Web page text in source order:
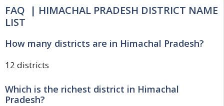
FAQ | HIMACHAL PRADESH DISTRICT NAME
LIST
How many districts are in Himachal Pradesh?
12 districts
Which is the richest district in Himachal
Pradesh?